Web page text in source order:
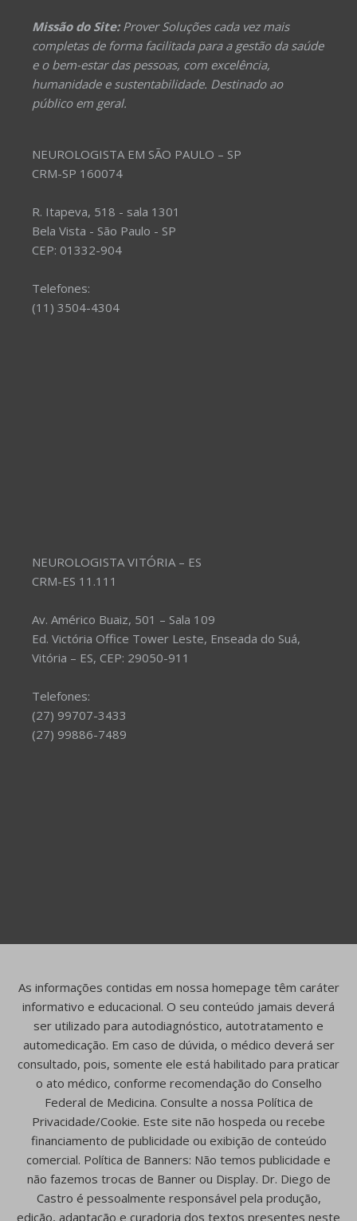
Missão do Site:Prover Soluções cada vez mais
completas de forma facilitada para a gestão da saúde
e o bem-estar das pessoas, com excelência,
humanidade e sustentabilidade. Destinado ao
público em geral.
NEUROLOGISTA EM SÃO PAULO – SP
CRM-SP 160074
R. Itapeva, 518 - sala 1301
Bela Vista - São Paulo - SP
CEP: 01332-904
Telefones:
(11) 3504-4304
NEUROLOGISTA VITÓRIA – ES
CRM-ES 11.111
Av. Américo Buaiz, 501 – Sala 109
Ed. Victória Office Tower Leste, Enseada do Suá,
Vitória – ES, CEP: 29050-911
Telefones:
(27) 99707-3433
(27) 99886-7489
As informações contidas em nossa homepage têm caráter
informativo e educacional. O seu conteúdo jamais deverá
ser utilizado para autodiagnóstico, autotratamento e
automedicação. Em caso de dúvida, o médico deverá ser
consultado, pois, somente ele está habilitado para praticar
o ato médico, conforme recomendação do Conselho
Federal de Medicina. Consulte a nossa Política de
Privacidade/Cookie. Este site não hospeda ou recebe
financiamento de publicidade ou exibição de conteúdo
comercial. Política de Banners: Não temos publicidade e
não fazemos trocas de Banner ou Display. Dr. Diego de
Castro é pessoalmente responsável pela produção,
edição, adaptação e curadoria dos textos presentes neste